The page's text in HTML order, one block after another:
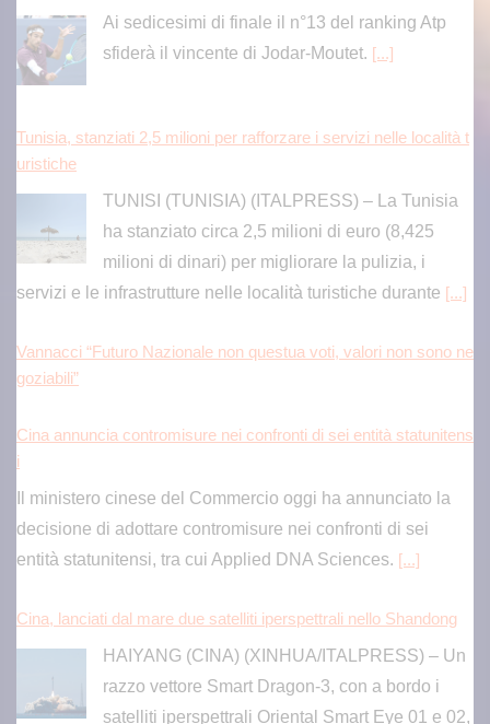
Tunisia, stanziati 2,5 milioni per rafforzare i servizi nelle località t
uristiche
milioni di dinari) per migliorare la pulizia, i
servizi e le infrastrutture nelle località turistiche durante
Vannacci “Futuro Nazionale non questua voti, valori non sono ne
goziabili”
i
Il ministero cinese del Commercio oggi ha annunciato la
entità statunitensi, tra cui Applied DNA Sciences.[...]
Cina, lanciati dal mare due satelliti iperspettrali nello Shandong
HAIYANG (CINA) (XINHUA/ITALPRESS) – Un
razzo vettore Smart Dragon-3, con a bordo i
è decollato oggi dal mare al largo della città[...]